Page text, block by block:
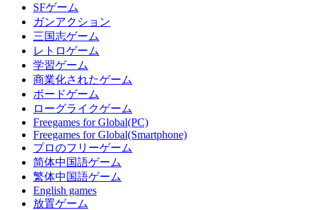
SFゲーム
ガンアクション
三国志ゲーム
レトロゲーム
学習ゲーム
商業化されたゲーム
ボードゲーム
ローグライクゲーム
Freegames for Global(PC)
Freegames for Global(Smartphone)
プロのフリーゲーム
简体中国語ゲーム
繁体中国語ゲーム
English games
放置ゲーム